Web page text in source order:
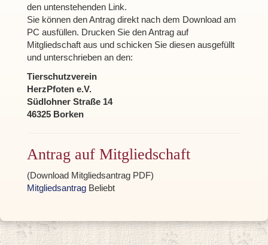
den untenstehenden Link.
Sie können den Antrag direkt nach dem Download am
PC ausfüllen. Drucken Sie den Antrag auf
Mitgliedschaft aus und schicken Sie diesen ausgefüllt
und unterschrieben an den:
Tierschutzverein
HerzPfoten e.V.
Südlohner Straße 14
46325 Borken
Antrag auf Mitgliedschaft
(Download Mitgliedsantrag PDF)
Mitgliedsantrag Beliebt